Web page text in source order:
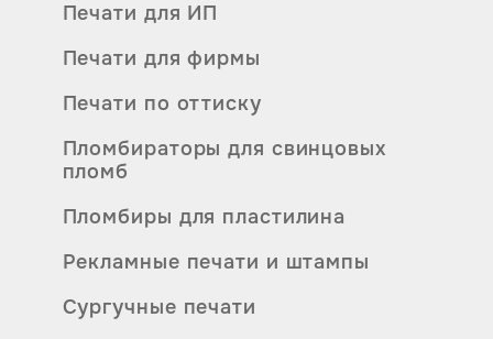
Печати для ИП
Печати для фирмы
Печати по оттиску
Пломбираторы для свинцовых
пломб
Пломбиры для пластилина
Рекламные печати и штампы
Сургучные печати